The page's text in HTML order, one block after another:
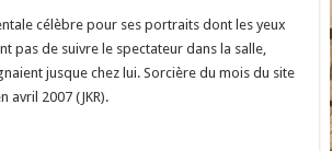
célèbre pour ses portraits dont les yeux
pas de suivre le spectateur dans la salle,
jusque chez lui. Sorcière du mois du site
avril 2007 (JKR).